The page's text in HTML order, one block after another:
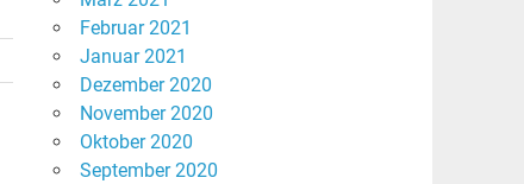
Februar 2021
Januar 2021
Dezember 2020
November 2020
Oktober 2020
September 2020